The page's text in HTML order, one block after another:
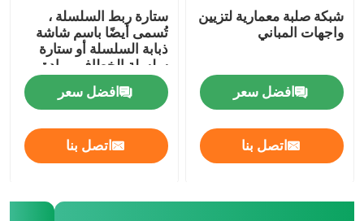
شبكة صلبة معمارية لتزيين
واجهات المباني
افضل سعر
اتصل بنا
ستارة ربط السلسلة ،
تُسمى أيضًا باسم شاشة
ذبابة السلسلة أو ستارة
سلسلة الخطاف ، مادة
الألومنيوم المؤكسد
افضل سعر
اتصل بنا